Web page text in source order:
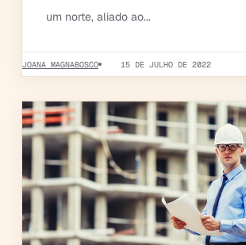
um norte, aliado ao...
JOANA MAGNABOSCO 15 DE JULHO DE 2022